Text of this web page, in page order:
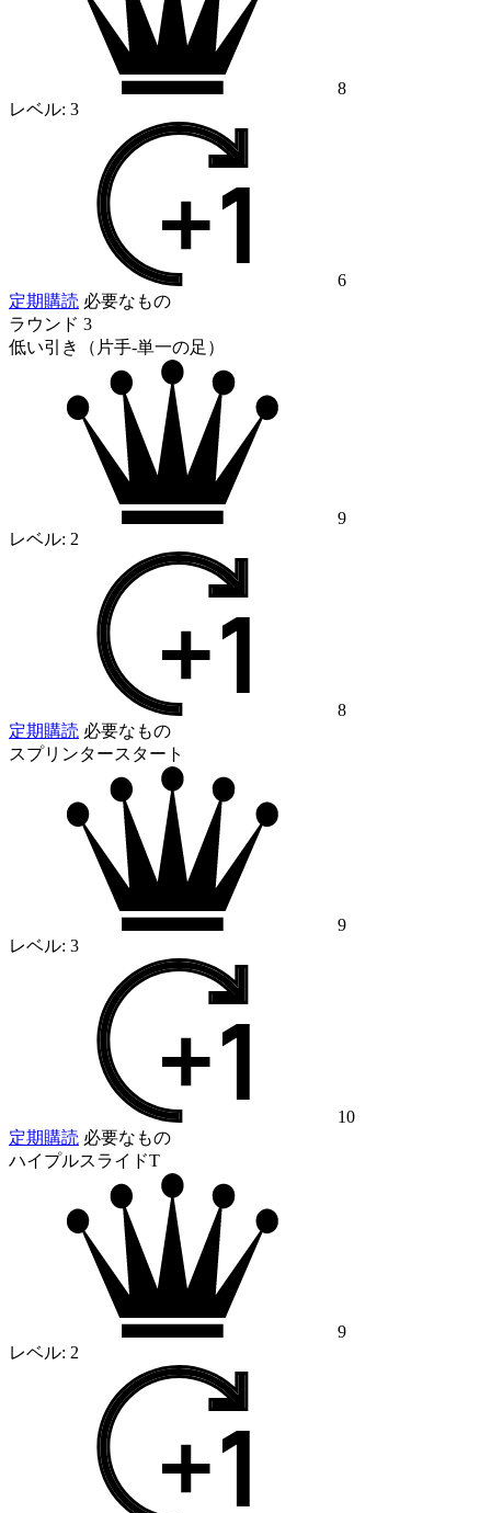
8
レベル: 3
6
定期購読 必要なもの
ラウンド 3
低い引き（片手-単一の足）
9
レベル: 2
8
定期購読 必要なもの
スプリンタースタート
9
レベル: 3
10
定期購読 必要なもの
ハイプルスライドT
9
レベル: 2